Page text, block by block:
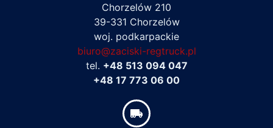
Chorzelów 210
39-331 Chorzelów
woj. podkarpackie
biuro@zaciski-regtruck.pl
tel. +48 513 094 047
+48 17 773 06 00